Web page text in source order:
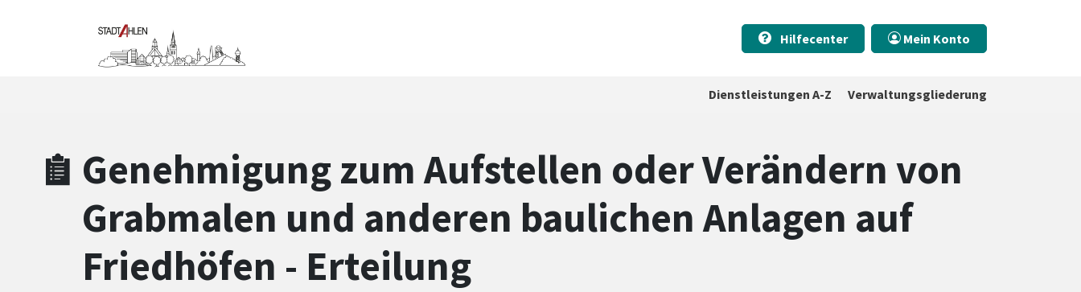
Zum Header
Zum Hauptinhalt
Zum Footer
Hilfecenter
Mein Konto
Dienstleistungen A-Z Verwaltungsgliederung
Genehmigung zum Aufstellen oder Verändern von
Grabmalen und anderen baulichen Anlagen auf
Friedhöfen - Erteilung